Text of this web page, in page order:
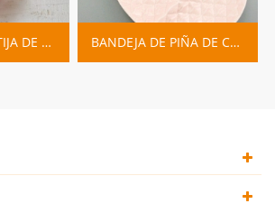
PLATO DE BARATIJA DE PLACA DE FLAMENCO DE CERÁMICA BANDEJA DE PIÑA DE CERÁMICA ROSA AZUL